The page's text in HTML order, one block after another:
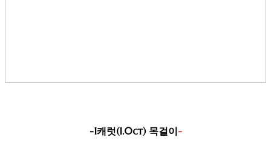
-1캐럿(1.0ct) 목걸이-